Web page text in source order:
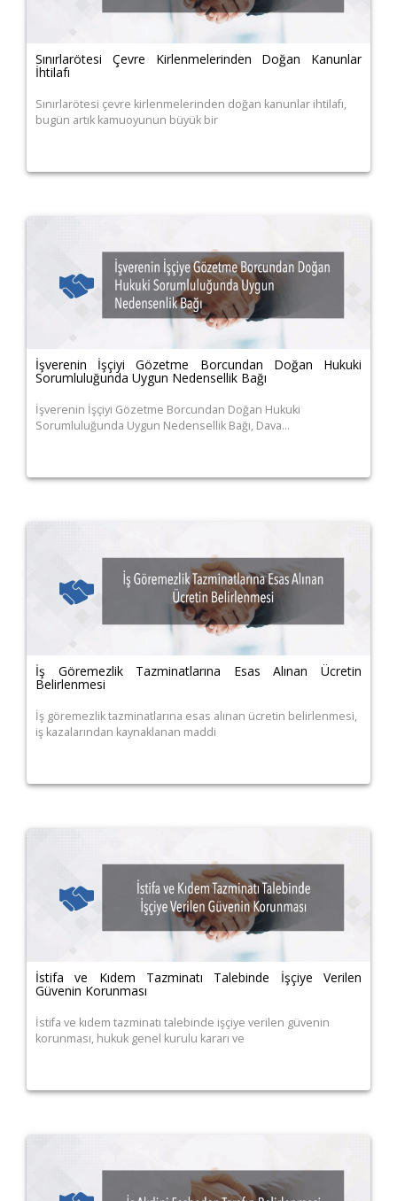
Sınırlarötesi Çevre Kirlenmelerinden Doğan Kanunlar
İhtilafı
Sınırlarötesi çevre kirlenmelerinden doğan kanunlar ihtilafı,
bugün artık kamuoyunun büyük bir
İşverenin İşçiyi Gözetme Borcundan Doğan Hukuki
Sorumluluğunda Uygun Nedensellik Bağı
İşverenin İşçiyi Gözetme Borcundan Doğan Hukuki
Sorumluluğunda Uygun Nedensellik Bağı, Dava…
İş Göremezlik Tazminatlarına Esas Alınan Ücretin
Belirlenmesi
İş göremezlik tazminatlarına esas alınan ücretin belirlenmesi,
iş kazalarından kaynaklanan maddi
İstifa ve Kıdem Tazminatı Talebinde İşçiye Verilen
Güvenin Korunması
İstifa ve kıdem tazminatı talebinde işçiye verilen güvenin
korunması, hukuk genel kurulu kararı ve